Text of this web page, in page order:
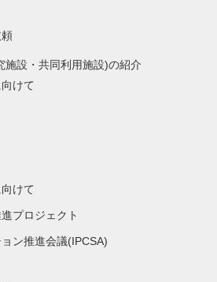
施設・共同利用施設)の紹介
けて
けて
プロジェクト
ン推進会議(IPCSA)